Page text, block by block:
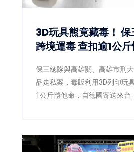
3D玩具熊竟藏毒！
跨境運毒 查扣逾1
保三總隊與高雄關、高雄市刑
品走私案，毒販利用3D列印玩
1公斤愷他命，自德國寄送來台